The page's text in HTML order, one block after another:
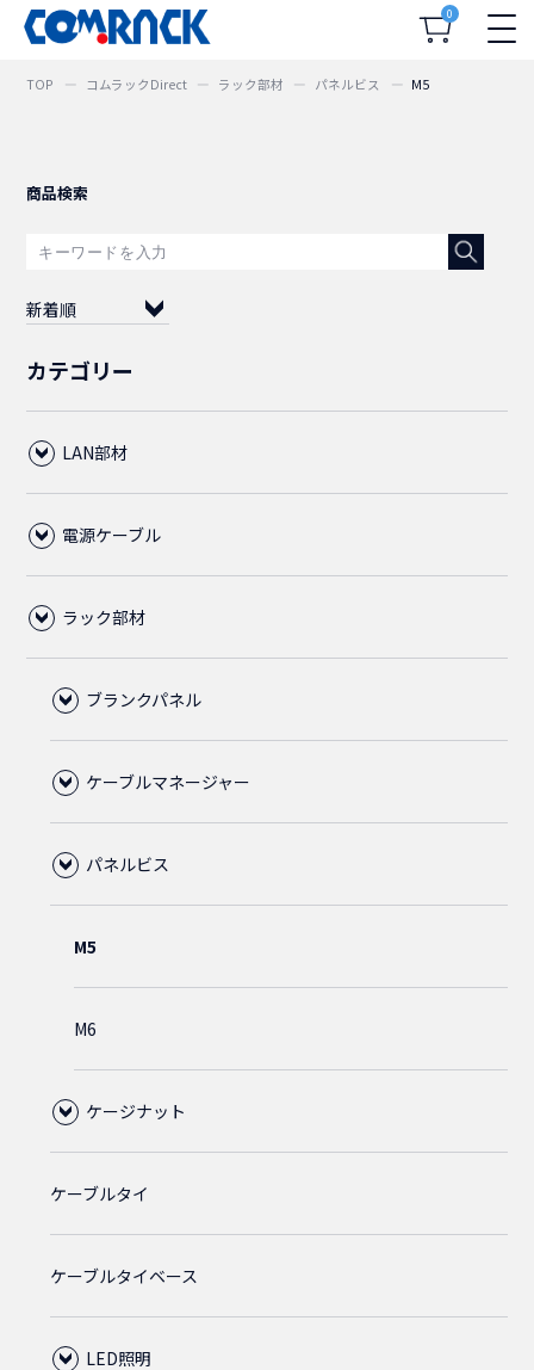
0
TOP コムラックDirect ラック部材 パネルビス M5
商品検索
カテゴリー
LAN部材
LANケーブル
CAT6A
CAT6
CAT6クロス
CAT6スリム
CAT6フラット
ライトブルー
ライトグレー
CAT5Eクロス
CAT5E(STP)
RJ45
プラグ
CAT6
1ピース
CAT5E
アーチラッチ
中継アダプタ
CAT6
ブーツ
ライトグブルー
ライトグレー
直径6.0mm
ライトブルー
ライトグレー
直径5.5mm
ライトブルー
ライトグレー
ライトブルー
ライトグレー
ブラック
LAN用ローゼット
1ポート
2ポート
電源ケーブル
C13ロック付電源ケーブル
C14
50cm
75cm
2m
3m
5m
5-15P
50cm
1.5m
2m
3m
5m
その他、電源ケーブル
C13
C14
2.5m
5-15P
2m
2.5m
3.5m
C14
2m
3m
1.5m
3m
5m
L6-15P
2.5mL6-20P
2.4m
4.5m
L6-30P
3.6m
L6-20P
2m5-15P
2m
2.5m
ラック部材
ブランクパネル
ツールレス
ABS樹脂
ケーブルマネージャー
ABS樹脂
パネルビス
M5
M6
ケージナット
M5
M6
ケーブルタイ
ケーブルタイベース
LED照明
新着順